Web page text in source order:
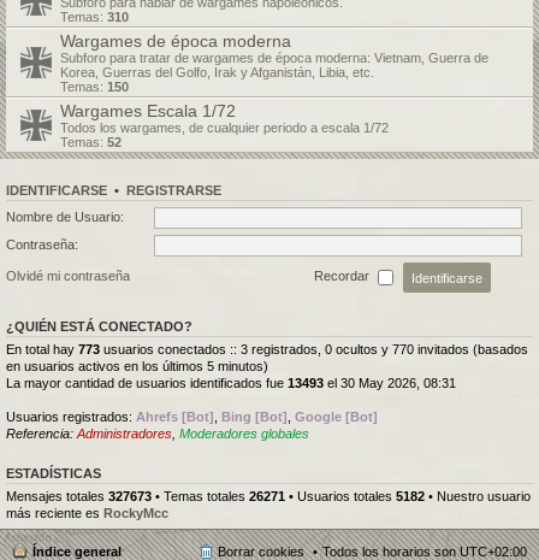
Temas: 310
Wargames de época moderna
Subforo para tratar de wargames de época moderna: Vietnam, Guerra de
Korea, Guerras del Golfo, Irak y Afganistán, Libia, etc.
Temas: 150
Wargames Escala 1/72
Todos los wargames, de cualquier periodo a escala 1/72
Temas: 52
IDENTIFICARSE • REGISTRARSE
Nombre de Usuario:
Contraseña:
Olvidé mi contraseña Recordar
¿QUIÉN ESTÁ CONECTADO?
En total hay 773 usuarios conectados :: 3 registrados, 0 ocultos y 770 invitados (basados
en usuarios activos en los últimos 5 minutos)
La mayor cantidad de usuarios identificados fue 13493 el 30 May 2026, 08:31
Usuarios registrados: Ahrefs [Bot] Bing [Bot] Google [Bot]
Referencia: Administradores Moderadores globales
ESTADÍSTICAS
Mensajes totales 327673 • Temas totales 26271 • Usuarios totales 5182 • Nuestro usuario
más reciente es RockyMcc
Índice general Todos los horarios sonUTC+02:00
Borrar cookies